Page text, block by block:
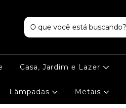
Casa, Jardim e Lazer
Lâmpadas Metais